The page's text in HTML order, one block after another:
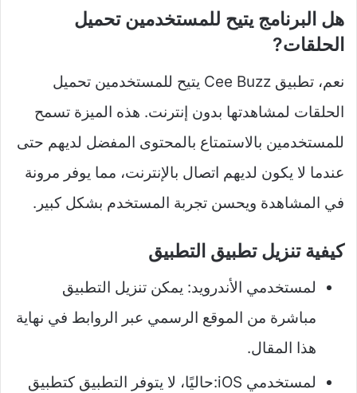
هل البرنامج يتيح للمستخدمين تحميل
الحلقات?
نعم، تطبيق Cee Buzz يتيح للمستخدمين تحميل
الحلقات لمشاهدتها بدون إنترنت. هذه الميزة تسمح
للمستخدمين بالاستمتاع بالمحتوى المفضل لديهم حتى
عندما لا يكون لديهم اتصال بالإنترنت، مما يوفر مرونة
في المشاهدة ويحسن تجربة المستخدم بشكل كبير.
كيفية تنزيل تطبيق التطبيق
لمستخدمي الأندرويد: يمكن تنزيل التطبيق
مباشرة من الموقع الرسمي عبر الروابط في نهاية
هذا المقال.
لمستخدمي iOS:حاليًا، لا يتوفر التطبيق كتطبيق